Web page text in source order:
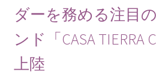
ダーを務める注目
ンド「CASA TIERRA
上陸